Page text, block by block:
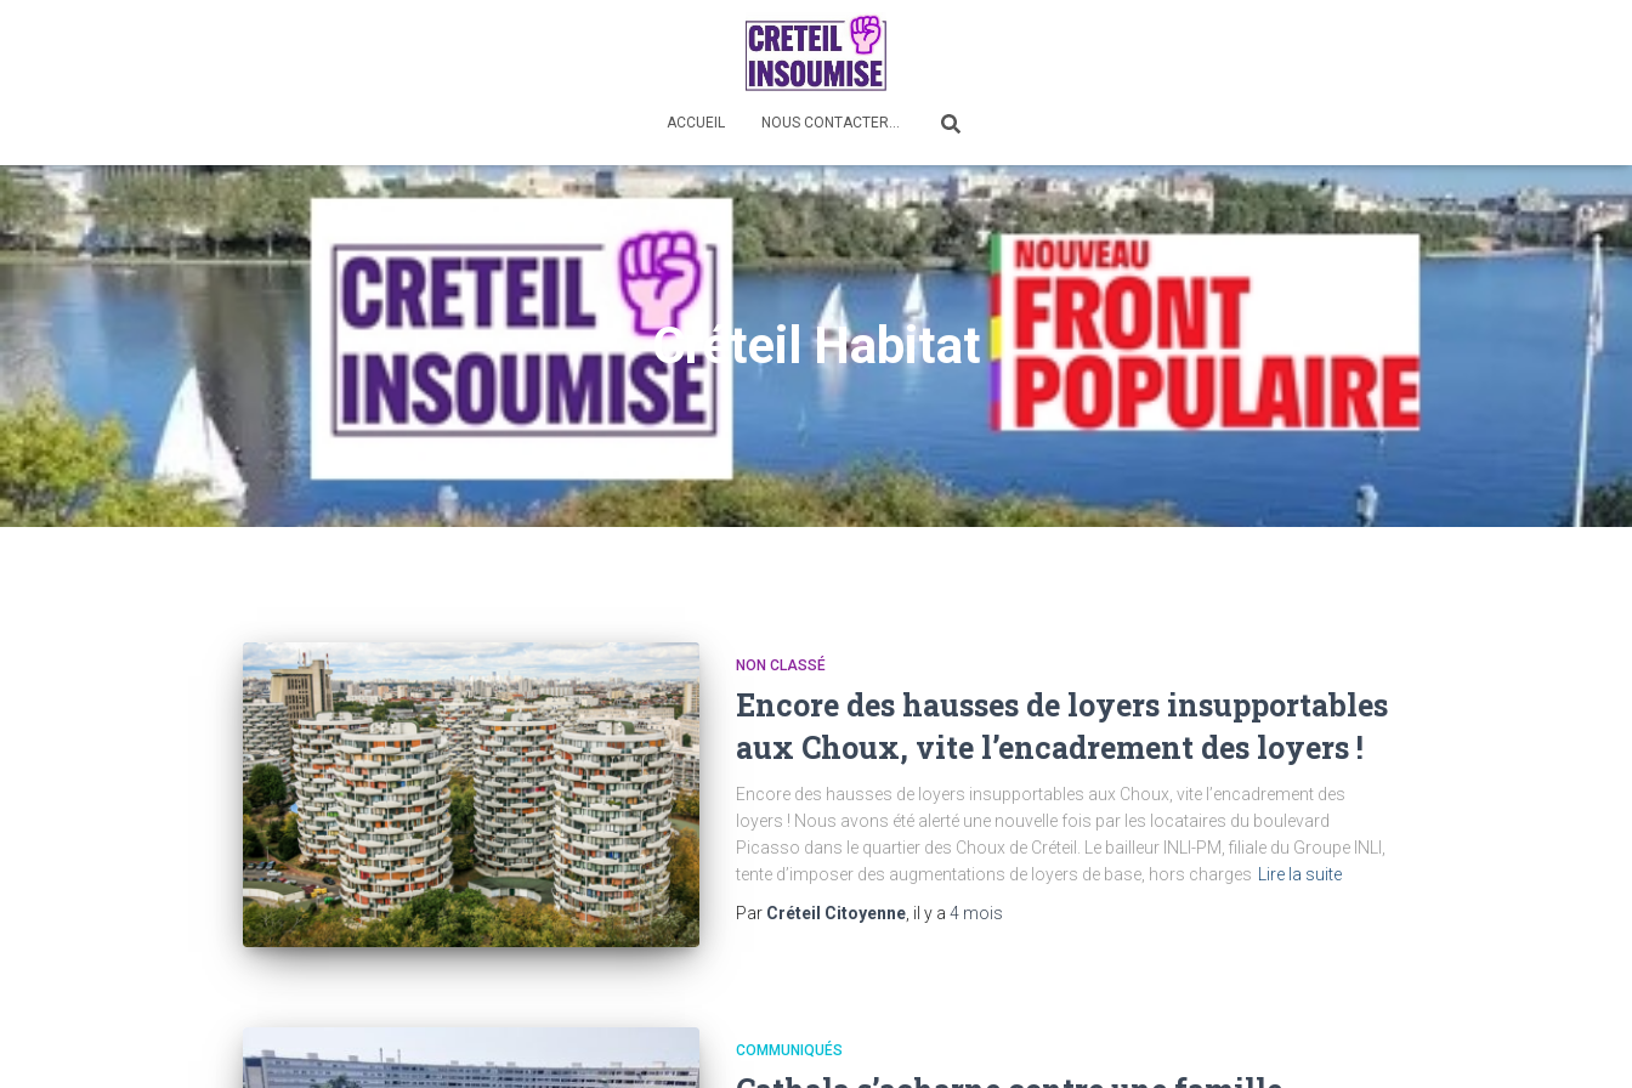
ACCUEIL NOUS CONTACTER…
Créteil Habitat
NON CLASSÉ
Encore des hausses de loyers insupportables
aux Choux, vite l’encadrement des loyers !
Encore des hausses de loyers insupportables aux Choux, vite l’encadrement des
loyers ! Nous avons été alerté une nouvelle fois par les locataires du boulevard
Picasso dans le quartier des Choux de Créteil. Le bailleur INLI-PM, filiale du Groupe INLI,
tente d’imposer des augmentations de loyers de base, hors charges
Lire la suite
Par Créteil Citoyenne, il y a 4 mois
COMMUNIQUÉS